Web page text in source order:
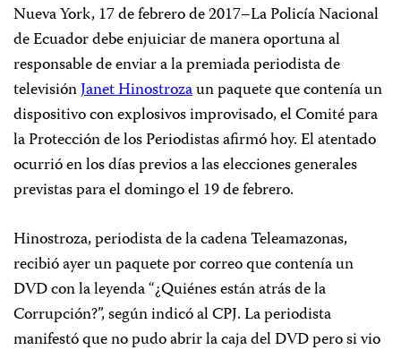
Nueva York, 17 de febrero de 2017–La Policía Nacional
de Ecuador debe enjuiciar de manera oportuna al
responsable de enviar a la premiada periodista de
televisiónJanet Hinostrozaun paquete que contenía un
dispositivo con explosivos improvisado, el Comité para
la Protección de los Periodistas afirmó hoy. El atentado
ocurrió en los días previos a las elecciones generales
previstas para el domingo el 19 de febrero.
Hinostroza, periodista de la cadena Teleamazonas,
recibió ayer un paquete por correo que contenía un
DVD con la leyenda “¿Quiénes están atrás de la
Corrupción?”, según indicó al CPJ. La periodista
manifestó que no pudo abrir la caja del DVD pero si vio